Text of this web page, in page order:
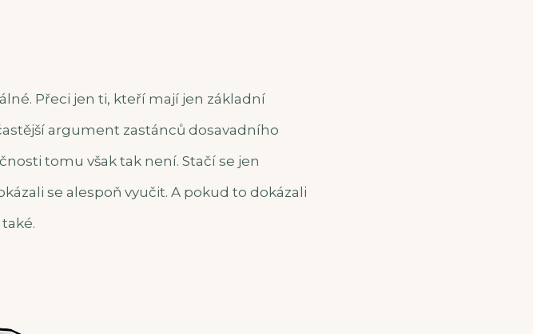
Přeci jen ti, kteří mají jen základní
argument zastánců dosavadního
tomu však tak není. Stačí se jen
se alespoň vyučit. A pokud to dokázali